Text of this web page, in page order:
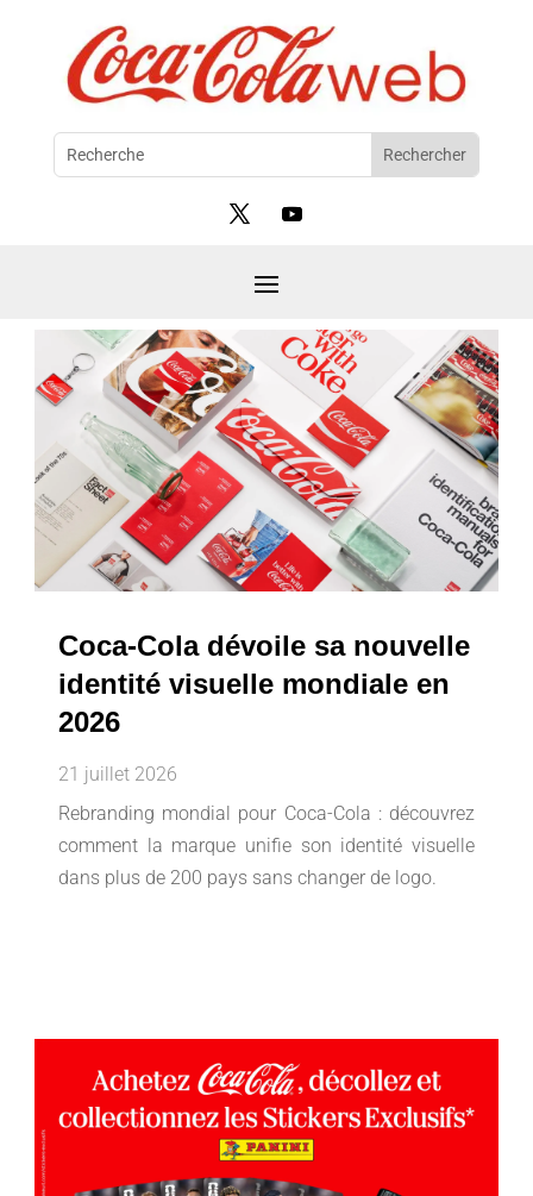
Coca-Cola dévoile sa nouvelle
identité visuelle mondiale en
2026
21 juillet 2026
Rebranding mondial pour Coca-Cola : découvrez
comment la marque unifie son identité visuelle
dans plus de 200 pays sans changer de logo.